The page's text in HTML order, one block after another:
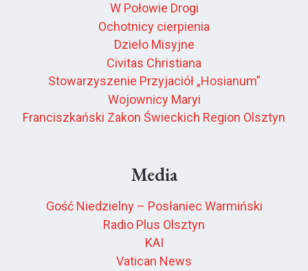
W Połowie Drogi
Ochotnicy cierpienia
Dzieło Misyjne
Civitas Christiana
Stowarzyszenie Przyjaciół „Hosianum”
Wojownicy Maryi
Franciszkański Zakon Świeckich Region Olsztyn
Media
Gość Niedzielny – Posłaniec Warmiński
Radio Plus Olsztyn
KAI
Vatican News